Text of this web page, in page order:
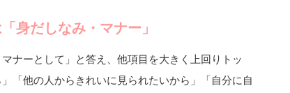
身だしなみ・マナー」
ナーとして」と答え、他項目を大きく上回りトッ
「他の人からきれいに見られたいから」「自分に自